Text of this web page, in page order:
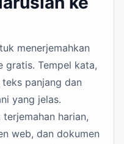
menerjemahkan
gratis. Tempel kata,
panjang dan
yang jelas.
harian,
web, dan dokumen